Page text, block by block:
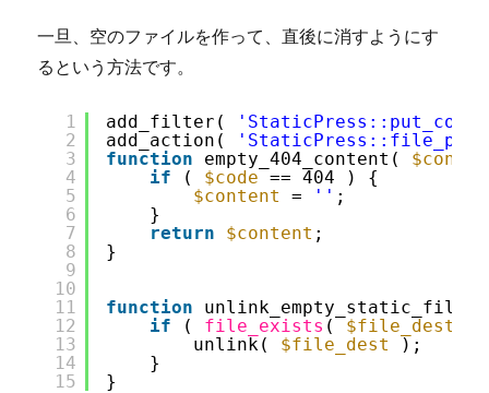
一旦、空のファイルを作って、直後に消すようにす
るという方法です。
1
2
3
4
5
6
7
8
9
10
11
12
13
14
15
add_filter(
add_action(
'StaticPress::file_put'
function
empty_404_content(
if
( $code
== 404 ) {
$content
= '' ;
}
return
$content ;
}
function unlink_empty_static_file(
if
( file_exists ( $file_dest
unlink( $file_dest
);
}
}